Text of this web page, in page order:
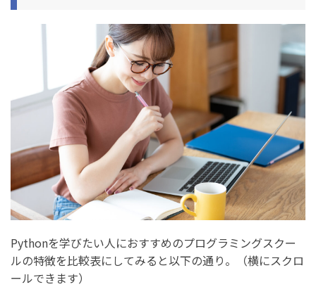
Pythonを学びたい人におすすめのプログラミングスクー
ルの特徴を比較表にしてみると以下の通り。（横にスクロ
ールできます）